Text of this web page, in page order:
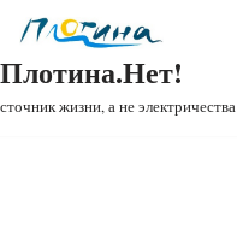
Плотина.Нет!
жизни, а не электричества